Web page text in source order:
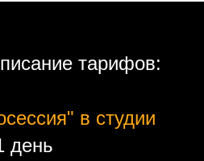
тарифов:
в студии
день